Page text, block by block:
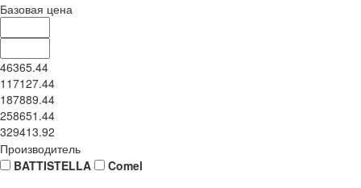
Базовая цена
46365.44
117127.44
187889.44
258651.44
329413.92
Производитель
BATTISTELLA
Comel